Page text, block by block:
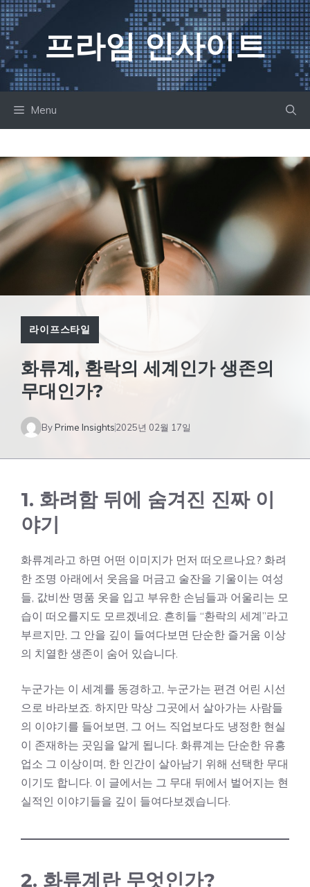
컨
텐
츠
로
건
프라임 인사이트
Menu
라이프스타일
화류계, 환락의 세계인가 생존의
무대인가?
ByPrime Insights2025년 02월 17일
1. 화려함 뒤에 숨겨진 진짜 이
야기
화류계라고 하면 어떤 이미지가 먼저 떠오르나요? 화려
한 조명 아래에서 웃음을 머금고 술잔을 기울이는 여성
들, 값비싼 명품 옷을 입고 부유한 손님들과 어울리는 모
습이 떠오를지도 모르겠네요. 흔히들 “환락의 세계”라고
부르지만, 그 안을 깊이 들여다보면 단순한 즐거움 이상
의 치열한 생존이 숨어 있습니다.
누군가는 이 세계를 동경하고, 누군가는 편견 어린 시선
으로 바라보죠. 하지만 막상 그곳에서 살아가는 사람들
의 이야기를 들어보면, 그 어느 직업보다도 냉정한 현실
이 존재하는 곳임을 알게 됩니다. 화류계는 단순한 유흥
업소 그 이상이며, 한 인간이 살아남기 위해 선택한 무대
이기도 합니다. 이 글에서는 그 무대 뒤에서 벌어지는 현
실적인 이야기들을 깊이 들여다보겠습니다.
2. 화류계란 무엇인가?